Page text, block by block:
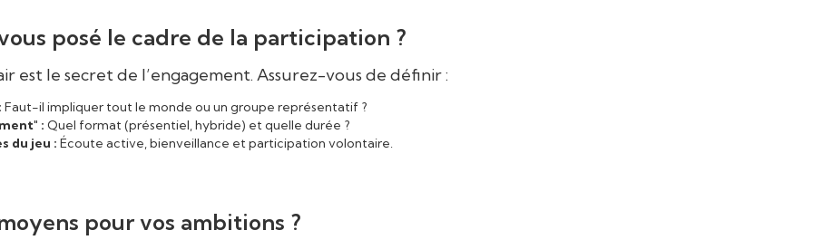
posé le cadre de la participation ?
est le secret de l’engagement. Assurez-vous de définir :
Faut-il impliquer tout le monde ou un groupe représentatif ?
: Quel format (présentiel, hybride) et quelle durée ?
du jeu : Écoute active, bienveillance et participation volontaire.
pour vos ambitions ?